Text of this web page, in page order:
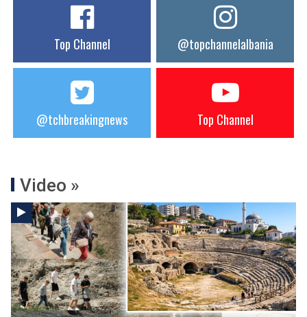
Top Channel @topchannelalbania
@tchbreakingnews Top Channel
Video »